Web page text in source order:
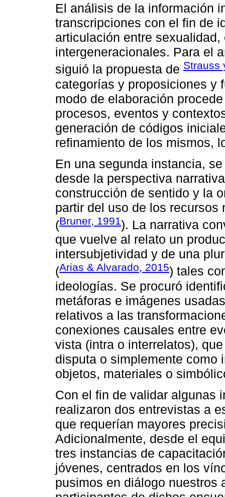
El análisis de la información
transcripciones con el fin de
articulación entre
intergeneracionales. Para el
siguió la propuesta de Strauss
categorías y proposiciones y
modo de elaboración
procesos, eventos y
generación de códigos
refinamiento de los mismos,
En una segunda instancia,
desde la perspectiva
construcción de sentido y la
partir del uso de los recursos
(Bruner, 1991). La narrativa
que vuelve al relato un
intersubjetividad y de una
(Arias & Alvarado, 2015) tales
ideologías. Se procuró
metáforas e imágenes
relativos a las
conexiones causales entre
vista (intra o interrelatos),
disputa o simplemente como
objetos, materiales o
Con el fin de validar algunas
realizaron dos entrevistas a
que requerían mayores
Adicionalmente, desde el
tres instancias de
jóvenes, centrados en los
pusimos en diálogo nuestros